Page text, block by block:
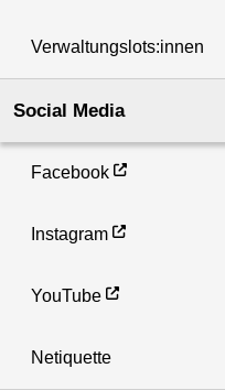
Verwaltungslots:innen
Social Media
Facebook
Instagram
YouTube
Netiquette